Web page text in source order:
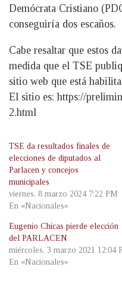
Demócrata Cristiano
conseguiría dos escaños.
Cabe resaltar que estos
medida que el TSE
sitio web que está
El sitio es: https://
2.html
TSE da resultados finales de
elecciones de diputados al
Parlacen y concejos
municipales
viernes, 8 marzo 2024 7:22 PM
En «Nacionales»
Eugenio Chicas pierde elección
del PARLACEN
miércoles, 3 marzo 2021 12:04
En «Nacionales»